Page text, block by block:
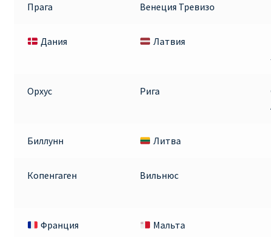
Прага Венеция Тревизо
Дания Латвия
Орхус Рига
Биллунн Литва
Копенгаген
Вильнюс
Франция Мальта